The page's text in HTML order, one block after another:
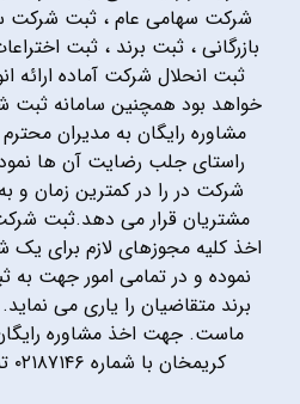
شرکت سهامی عام ، ثبت شرکت
بازرگانی ، ثبت برند ، ثبت
ثبت انحلال شرکت آماده ارائه
خواهد بود همچنین سامانه ثبت
مشاوره رایگان به مدیران
راستای جلب رضایت آن ها
شرکت در را در کمترین زمان و
مشتریان قرار می دهد.ثبت
اخذ کلیه مجوزهای لازم برای
نموده و در تمامی امور جهت
برند متقاضیان را یاری می
ماست. جهت اخذ مشاوره
کریمخان با شماره ۰۲۱۸۷۱۴۶ تماس حاصل فرمایید.